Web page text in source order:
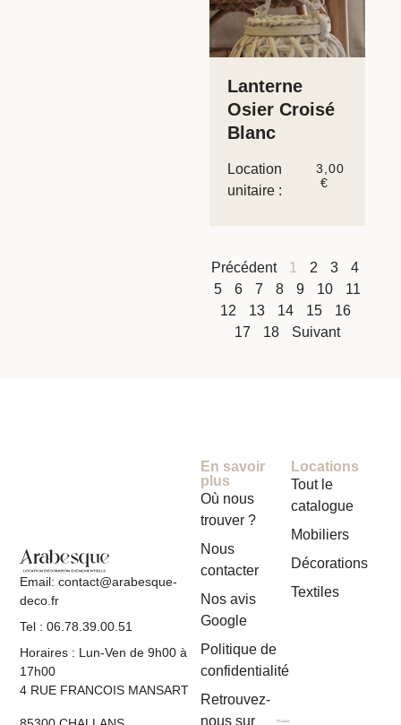
Lanterne
Osier Croisé
Blanc
Location
unitaire :
3,00
€
Précédent 1 2 3
4
5
6 7 8 9 10
11
12
13 14 15
16
17
18 Suivant
Email: contact@arabesque-
deco.fr
Tel : 06.78.39.00.51
Horaires : Lun-Ven de 9h00 à
17h00
4 RUE FRANCOIS MANSART
Locations
Tout le
catalogue
Mobiliers
Décorations
Textiles
En savoir
plus
Où nous
trouver ?
Nous
contacter
Nos avis
Google
Politique de
confidentialité
Retrouvez-
nous sur